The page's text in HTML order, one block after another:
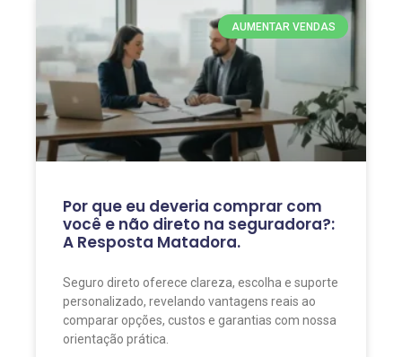
AUMENTAR VENDAS
Por que eu deveria comprar com
você e não direto na seguradora?:
A Resposta Matadora.
Seguro direto oferece clareza, escolha e suporte
personalizado, revelando vantagens reais ao
comparar opções, custos e garantias com nossa
orientação prática.